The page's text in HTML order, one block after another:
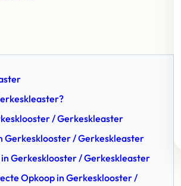
/ Gerkeskleaster
Gerkesklooster / Gerkeskleaster
Gerkesklooster / Gerkeskleaster
Opkoop in Gerkesklooster /